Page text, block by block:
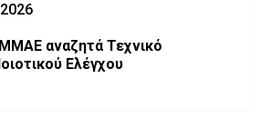
αναζητά Τεχνικό
Ελέγχου